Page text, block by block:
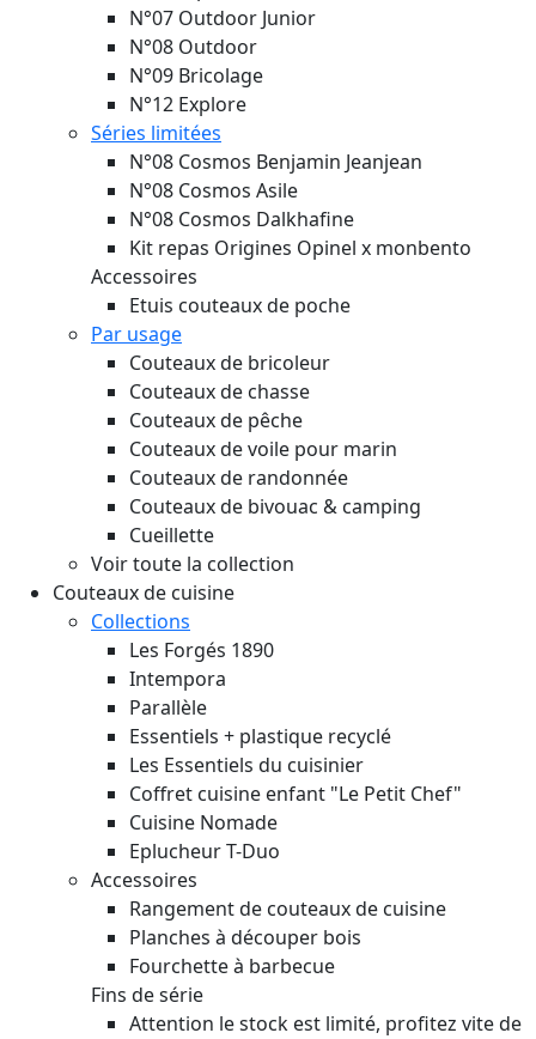
N°07 Outdoor Junior
N°08 Outdoor
N°09 Bricolage
N°12 Explore
Séries limitées
N°08 Cosmos Benjamin Jeanjean
N°08 Cosmos Asile
N°08 Cosmos Dalkhafine
Kit repas Origines Opinel x monbento
Accessoires
Etuis couteaux de poche
Par usage
Couteaux de bricoleur
Couteaux de chasse
Couteaux de pêche
Couteaux de voile pour marin
Couteaux de randonnée
Couteaux de bivouac & camping
Cueillette
Voir toute la collection
Couteaux de cuisine
Collections
Les Forgés 1890
Intempora
Parallèle
Essentiels + plastique recyclé
Les Essentiels du cuisinier
Coffret cuisine enfant "Le Petit Chef"
Cuisine Nomade
Eplucheur T-Duo
Accessoires
Rangement de couteaux de cuisine
Planches à découper bois
Fourchette à barbecue
Fins de série
Attention le stock est limité, profitez vite de